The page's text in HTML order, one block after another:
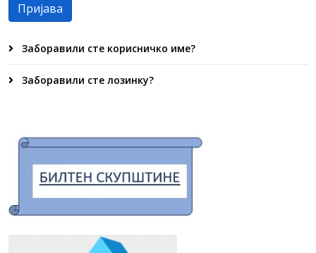
Пријава
Заборавили сте корисничко име?
Заборавили сте лозинку?